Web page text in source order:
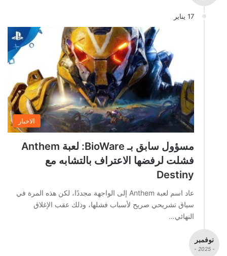
17 يناير
الاخبار
مسؤول سابق بـ BioWare: لعبة Anthem
فشلت لرفضها الاعتراف بالتشابه مع
Destiny
عاد اسم لعبة Anthem إلى الواجهة مجددًا، لكن هذه المرة في
سياق تشريحي صريح لأسباب فشلها، وذلك عقب الإغلاق
النهائي…
نوفمبر
- 2025 -